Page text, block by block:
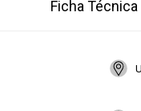
Ficha Técnica